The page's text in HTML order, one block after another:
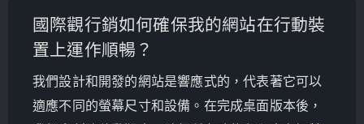
國際觀行銷如何確保我的網站在行動裝
置上運作順暢？
我們設計和開發的網站是響應式的，代表著它可以
適應不同的螢幕尺寸和設備。在完成桌面版本後，